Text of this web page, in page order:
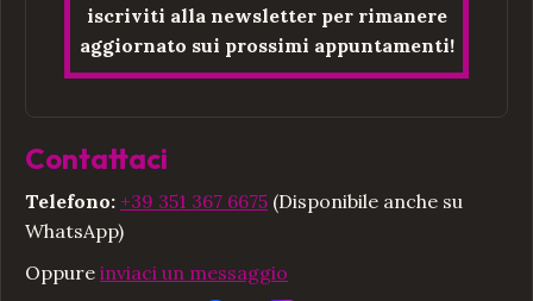
iscriviti alla newsletter per rimanere
aggiornato sui prossimi appuntamenti!
Contattaci
Telefono: +39 351 367 6675 (Disponibile anche su
WhatsApp)
Oppure inviaci un messaggio